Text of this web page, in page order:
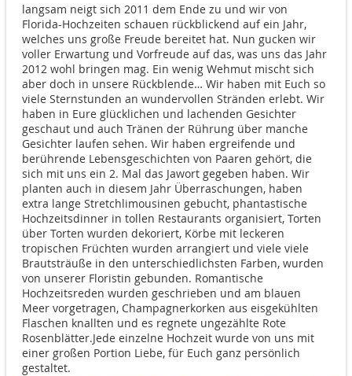
langsam neigt sich 2011 dem Ende zu und wir von
Florida-Hochzeiten schauen rückblickend auf ein Jahr,
welches uns große Freude bereitet hat. Nun gucken wir
voller Erwartung und Vorfreude auf das, was uns das Jahr
2012 wohl bringen mag. Ein wenig Wehmut mischt sich
aber doch in unsere Rückblende… Wir haben mit Euch so
viele Sternstunden an wundervollen Stränden erlebt. Wir
haben in Eure glücklichen und lachenden Gesichter
geschaut und auch Tränen der Rührung über manche
Gesichter laufen sehen. Wir haben ergreifende und
berührende Lebensgeschichten von Paaren gehört, die
sich mit uns ein 2. Mal das Jawort gegeben haben. Wir
planten auch in diesem Jahr Überraschungen, haben
extra lange Stretchlimousinen gebucht, phantastische
Hochzeitsdinner in tollen Restaurants organisiert, Torten
über Torten wurden dekoriert, Körbe mit leckeren
tropischen Früchten wurden arrangiert und viele viele
Brautsträuße in den unterschiedlichsten Farben, wurden
von unserer Floristin gebunden. Romantische
Hochzeitsreden wurden geschrieben und am blauen
Meer vorgetragen, Champagnerkorken aus eisgekühlten
Flaschen knallten und es regnete ungezählte Rote
Rosenblätter.Jede einzelne Hochzeit wurde von uns mit
einer großen Portion Liebe, für Euch ganz persönlich
gestaltet.